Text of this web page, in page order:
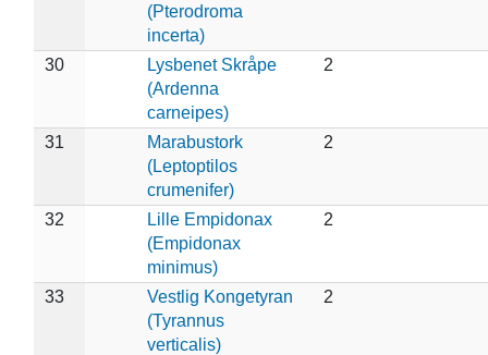
(Pterodroma
incerta)
30
Lysbenet Skråpe
(Ardenna
carneipes)
2
31
Marabustork
(Leptoptilos
crumenifer)
2
32
Lille Empidonax
(Empidonax
minimus)
2
33
Vestlig Kongetyran
(Tyrannus
verticalis)
2